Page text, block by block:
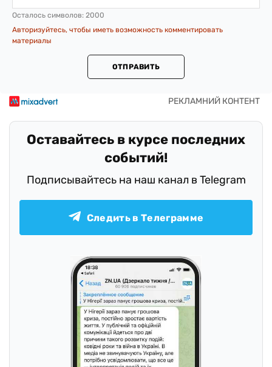
Осталось символов: 2000
Авторизуйтесь, чтобы иметь возможность комментировать
материалы
ОТПРАВИТЬ
Оставайтесь в курсе последних
событий!
Подписывайтесь на наш канал в Telegram
Следить в Телеграмме